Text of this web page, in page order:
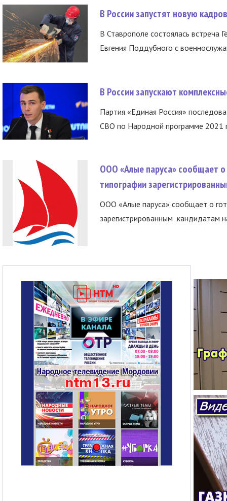
В России запустят новую
В Ставрополе состоялась встреча
Евгения Поддубного с
В России запускают
Партия «Единая Россия»
СВО по Народной программе 2021
ООО «Алые паруса» сообщает о
типографии
ООО «Алые паруса» сообщает о
зарегистрированным кандидатам